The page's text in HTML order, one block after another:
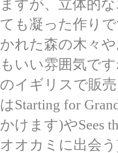
ますが、立体的
ても凝った作り
かれた森の木々
もいい雰囲気で
のイギリスで販
はStarting for
かけます)やSees
オオカミに出会